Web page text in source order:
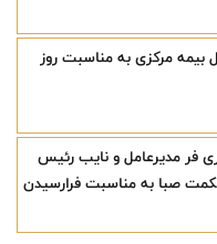
بیمه مرکزی به مناسبت روز
فر مدیرعامل و نایب رئیس
صبا به مناسبت فرارسیدن